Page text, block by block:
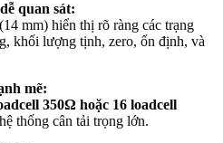
quan sát:
(14 mm) hiển thị rõ ràng các trạng
khối lượng tịnh, zero, ổn định, và
mẽ:
350Ω hoặc 16 loadcell
thống cân tải trọng lớn.